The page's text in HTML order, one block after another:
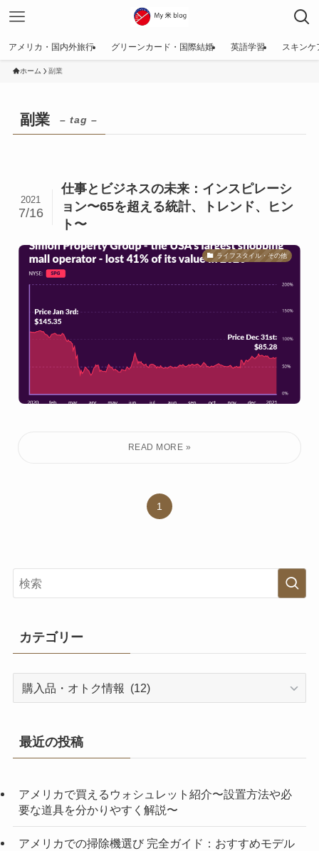
アメリカ・国内外旅行 グリーンカード・国際結婚 英語学習 スキンケ
ホーム 副業
副業 – tag –
仕事とビジネスの未来：インスピレーシ
ョン〜65を超える統計、トレンド、ヒン
ト〜
2021
7/16
ライフスタイル・その他
1
カテゴリー
カ
リ
最近の投稿
アメリカで買えるウォシュレット紹介〜設置方法や必
要な道具を分かりやすく解説〜
アメリカでの掃除機選び 完全ガイド：おすすめモデル